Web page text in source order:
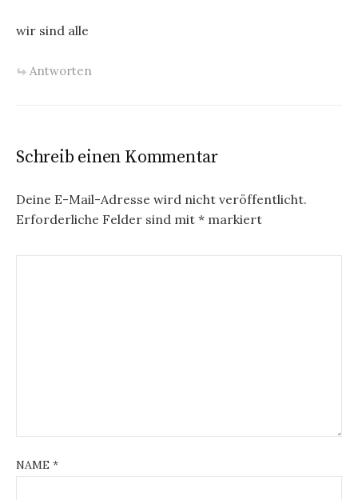
wir sind alle
Antworten
Schreib einen Kommentar
Deine E-Mail-Adresse wird nicht veröffentlicht.
Erforderliche Felder sind mit * markiert
NAME *